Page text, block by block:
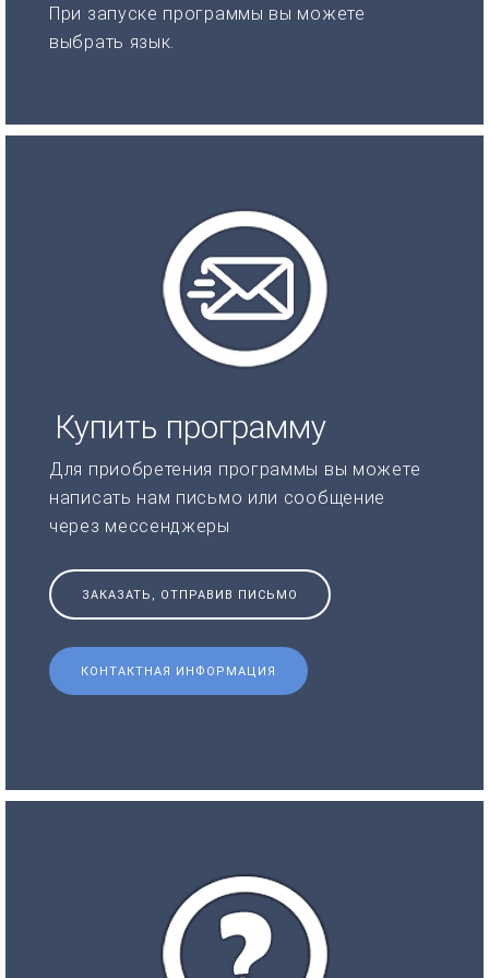
При запуске программы вы можете
выбрать язык.
Купить программу
Для приобретения программы вы можете
написать нам письмо или сообщение
через мессенджеры
ЗАКАЗАТЬ, ОТПРАВИВ ПИСЬМО
КОНТАКТНАЯ ИНФОРМАЦИЯ